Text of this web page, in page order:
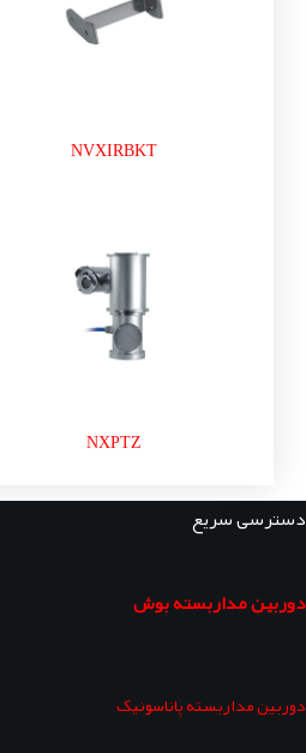
NVXIRBKT
NXPTZ
دسترسی سریع
دوربین مداربسته بوش
دوربین مداربسته پاناسونیک